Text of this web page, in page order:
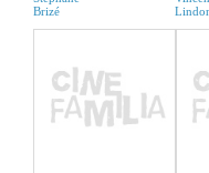
Brizé